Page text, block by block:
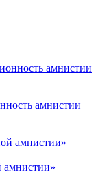
амнистии
амнистии»